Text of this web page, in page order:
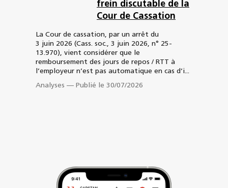
frein discutable de la
Cour de Cassation
La Cour de cassation, par un arrêt du
3 juin 2026 (Cass. soc., 3 juin 2026, n° 25-
13.970), vient considérer que le
remboursement des jours de repos / RTT à
l’employeur n’est pas automatique en cas d’i...
Analyses — Publié le 30/07/2026